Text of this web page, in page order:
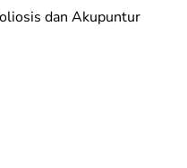
dan Akupuntur